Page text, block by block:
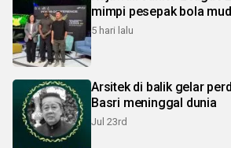
mimpi pesepak bola
5 hari lalu
Arsitek di balik gelar
Basri meninggal dunia
Jul 23rd